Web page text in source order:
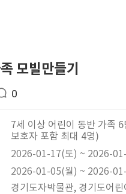
모빌만들기
0
7세 이상 어린이 동반 가족
보호자 포함 최대 4명)
2026-01-17(토) ~ 2026-
2026-01-05(월) ~ 2026-
경기도자박물관, 경기도어린